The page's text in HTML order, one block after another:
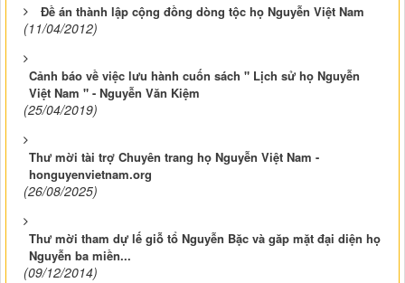
Đề án thành lập cộng đồng dòng tộc họ Nguyễn Việt Nam
(11/04/2012)
Cảnh báo về việc lưu hành cuốn sách " Lịch sử họ Nguyễn
Việt Nam " - Nguyễn Văn Kiệm
(25/04/2019)
Thư mời tài trợ Chuyên trang họ Nguyễn Việt Nam -
honguyenvietnam.org
(26/08/2025)
Thư mời tham dự lế giỗ tổ Nguyễn Bặc và găp mặt đại diện họ
Nguyễn ba miền...
(09/12/2014)